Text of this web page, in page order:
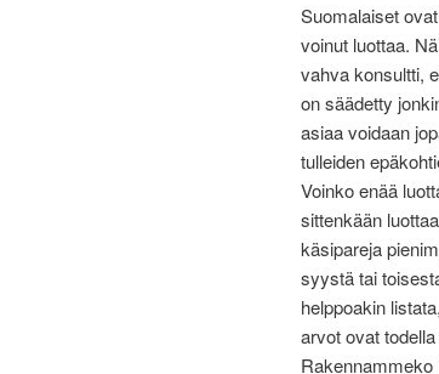
Suomalaiset
voinut luottaa.
vahva konsultti,
on säädetty
asiaa voidaan
tulleiden
Voinko enää
sittenkään
käsipareja
syystä tai
helppoakin
arvot ovat
Rakennammeko